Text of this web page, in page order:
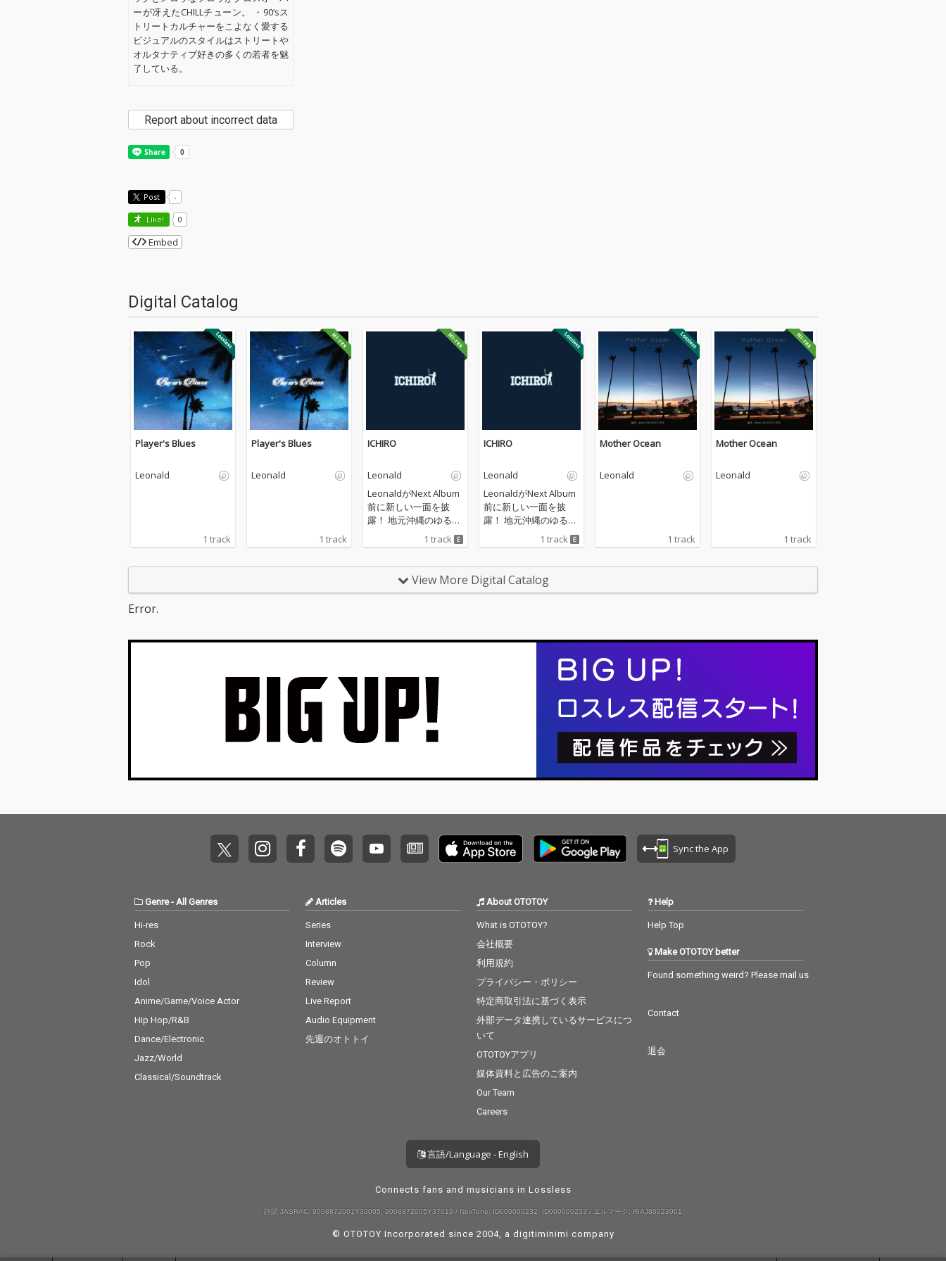
ーが冴えたCHILLチューン。 ・90‘sス
トリートカルチャーをこよなく愛する
ビジュアルのスタイルはストリートや
オルタナティブ好きの多くの若者を魅
了している。
Report about incorrect data
Post -
Like! 0
Embed
Digital Catalog
Player's Blues
Leonald
1 track
Player's Blues
Leonald
1 track
ICHIRO
Leonald
LeonaldがNext Album
前に新しい一面を披
露！ 地元沖縄のゆるい
雰囲気を体現し音楽に
落とし込む事が多かっ
デューサーRhymeTub
eから送られてきたビ
が出来上がった。 メジ
一無二音楽を追求する
今後に注目だ。
1 track
ICHIRO
Leonald
LeonaldがNext Album
前に新しい一面を披
露！ 地元沖縄のゆるい
雰囲気を体現し音楽に
落とし込む事が多かっ
デューサーRhymeTub
eから送られてきたビ
が出来上がった。 メジ
経験しさらに自分の唯
一無二音楽を追求する
1 track
Mother Ocean
Leonald
1 track
Mother Ocean
Leonald
1 track
View More Digital Catalog
Error.
Sync the App
Genre- All Genres
Hi-res
Rock
Pop
Idol
Anime/Game/Voice Actor
Hip Hop/R&B
Dance/Electronic
Jazz/World
Classical/Soundtrack
Articles
Series
Interview
Column
Review
Live Report
Audio Equipment
先週のオトトイ
About OTOTOY
What is OTOTOY?
会社概要
利用規約
プライバシー・ポリシー
特定商取引法に基づく表示
外部データ連携しているサービスにつ
いて
OTOTOYアプリ
媒体資料と広告のご案内
Our Team
Careers
Help
Help Top
Make OTOTOY better
Found something weird? Please mail us
Contact
退会
言語/Language - English
Connects fans and musicians in Lossless
許諾 JASRAC: 9008872001Y30005, 9008872005Y37019 / NexTone: ID000000232, ID000000233 / エルマーク: RIAJ80023001
© OTOTOY Incorporated since 2004, a digitiminimi company